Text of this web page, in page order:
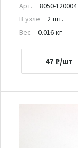
Арт.
8050-120004
В узле
2 шт.
Вес
0.016 кг
47 ₽/шт